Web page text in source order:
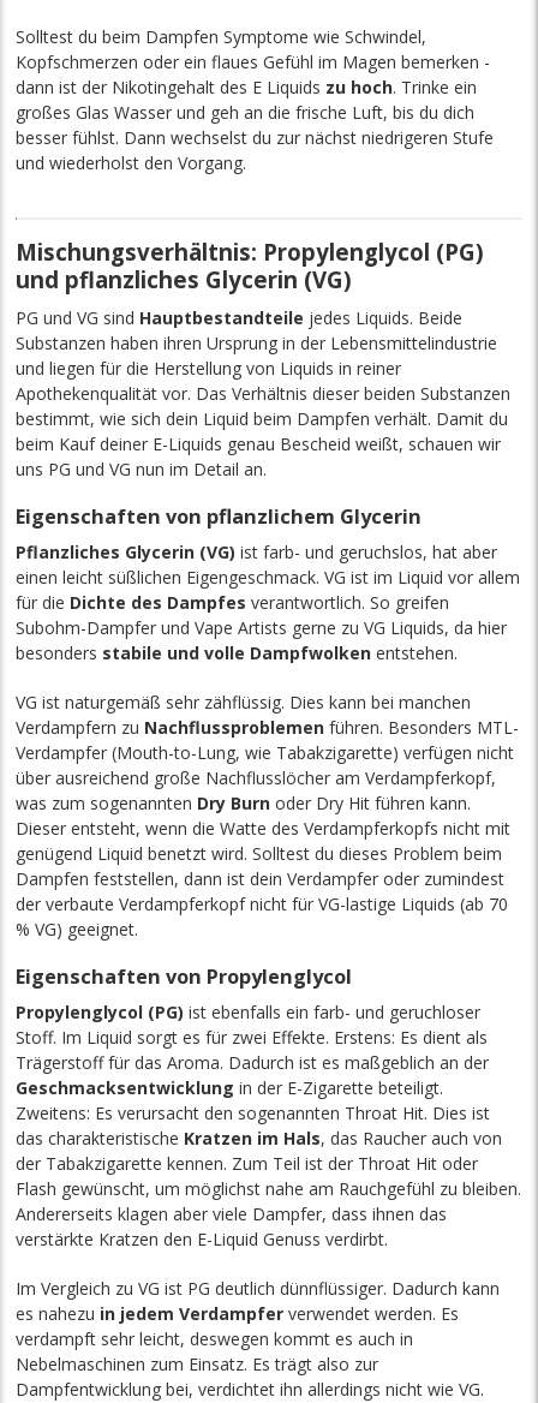
Solltest du beim Dampfen Symptome wie Schwindel,
Kopfschmerzen oder ein flaues Gefühl im Magen bemerken -
dann ist der Nikotingehalt des E Liquids zu hoch. Trinke ein
großes Glas Wasser und geh an die frische Luft, bis du dich
besser fühlst. Dann wechselst du zur nächst niedrigeren Stufe
und wiederholst den Vorgang.
Mischungsverhältnis: Propylenglycol (PG)
und pflanzliches Glycerin (VG)
PG und VG sind Hauptbestandteile jedes Liquids. Beide
Substanzen haben ihren Ursprung in der Lebensmittelindustrie
und liegen für die Herstellung von Liquids in reiner
Apothekenqualität vor. Das Verhältnis dieser beiden Substanzen
bestimmt, wie sich dein Liquid beim Dampfen verhält. Damit du
beim Kauf deiner E-Liquids genau Bescheid weißt, schauen wir
uns PG und VG nun im Detail an.
Eigenschaften von pflanzlichem Glycerin
Pflanzliches Glycerin (VG) ist farb- und geruchslos, hat aber
einen leicht süßlichen Eigengeschmack. VG ist im Liquid vor allem
für die Dichte des Dampfes verantwortlich. So greifen
Subohm-Dampfer und Vape Artists gerne zu VG Liquids, da hier
besonders stabile und volle Dampfwolken entstehen.
VG ist naturgemäß sehr zähflüssig. Dieskann bei manchen
Verdampfern zu Nachflussproblemen führen. Besonders MTL-
Verdampfer (Mouth-to-Lung, wie Tabakzigarette) verfügen nicht
über ausreichend große Nachflusslöcher am Verdampferkopf,
was zum sogenannten Dry Burn oder Dry Hit führen kann.
Dieser entsteht, wenn die Watte des Verdampferkopfs nicht mit
genügend Liquid benetzt wird. Solltest du dieses Problem beim
Dampfen feststellen, dann ist dein Verdampfer oder zumindest
der verbaute Verdampferkopf nicht für VG-lastige Liquids (ab 70
% VG) geeignet.
Eigenschaften von Propylenglycol
Propylenglycol (PG) ist ebenfalls ein farb- und geruchloser
Stoff. Im Liquid sorgt es für zwei Effekte. Erstens: Es dient als
Trägerstoff für das Aroma. Dadurch ist es maßgeblich an der
Geschmacksentwicklung in der E-Zigarette beteiligt.
Zweitens: Es verursacht den sogenannten Throat Hit. Dies ist
das charakteristische Kratzen im Hals, das Raucher auch von
der Tabakzigarette kennen. Zum Teil ist der Throat Hit oder
Flash gewünscht, um möglichst nahe am Rauchgefühl zu bleiben.
Andererseits klagen aber viele Dampfer, dass ihnen das
verstärkte Kratzen den E-Liquid Genuss verdirbt.
Im Vergleich zu VG ist PG deutlich dünnflüssiger. Dadurch kann
es nahezu in jedem Verdampfer verwendet werden. Es
verdampft sehr leicht, deswegen kommt es auch in
Nebelmaschinen zum Einsatz. Es trägt also zur
Dampfentwicklung bei, verdichtet ihn allerdings nicht wie VG.